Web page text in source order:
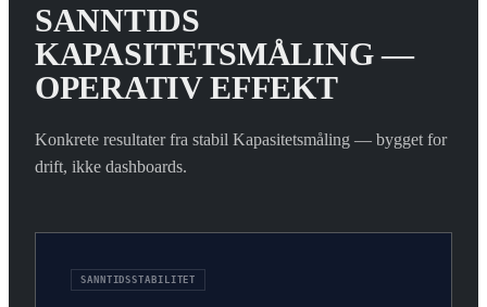
SANNTIDS
KAPASITETSMÅLING —
OPERATIV EFFEKT
Konkrete resultater fra stabil Kapasitetsmåling — bygget for
drift, ikke dashboards.
SANNTIDSSTABILITET